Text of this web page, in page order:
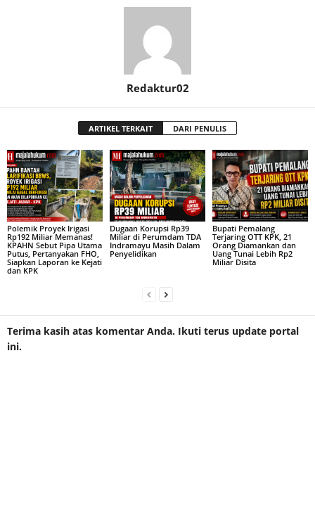
Redaktur02
ARTIKEL TERKAIT DARI PENULIS
Polemik Proyek Irigasi
Rp192 Miliar Memanas!
KPAHN Sebut Pipa Utama
Putus, Pertanyakan FHO,
Siapkan Laporan ke Kejati
dan KPK
Dugaan Korupsi Rp39
Miliar di Perumdam TDA
Indramayu Masih Dalam
Penyelidikan
Bupati Pemalang
Terjaring OTT KPK, 21
Orang Diamankan dan
Uang Tunai Lebih Rp2
Miliar Disita
Terima kasih atas komentar Anda. Ikuti terus update portal
ini.